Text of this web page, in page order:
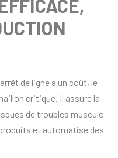
de ligne a un coût, le
critique. Il assure la
de troubles musculo-
et automatise des